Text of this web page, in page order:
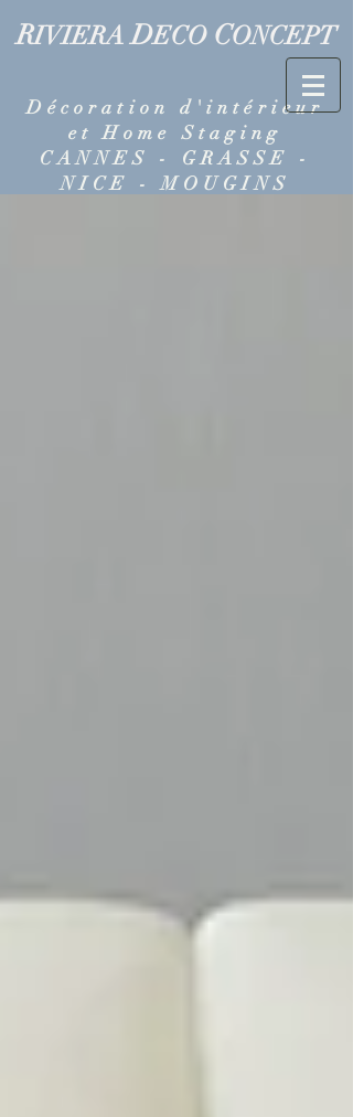
RIVIERADECO CONCEPT
Décoration d'intérieur
et Home Staging
CANNES - GRASSE -
NICE - MOUGINS